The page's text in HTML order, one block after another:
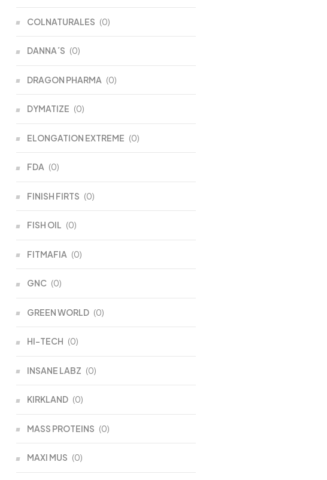
COLNATURALES (0)
DANNA´S (0)
DRAGON PHARMA (0)
DYMATIZE (0)
ELONGATION EXTREME (0)
FDA (0)
FINISH FIRTS (0)
FISH OIL (0)
FITMAFIA (0)
GNC (0)
GREEN WORLD (0)
HI-TECH (0)
INSANE LABZ (0)
KIRKLAND (0)
MASS PROTEINS (0)
MAXI MUS (0)